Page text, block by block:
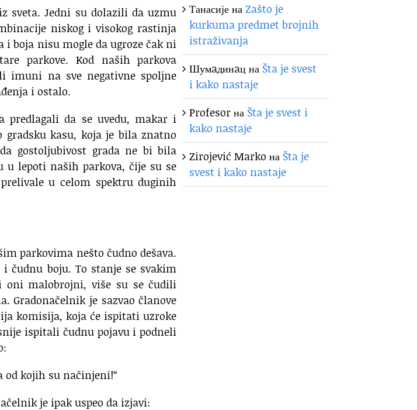
sveta. Jedni su dolazili da uzmu
niskog i visokog rastinja
boja nisu mogle da ugroze čak ni
parkove. Kod naših parkova
imuni na sve negativne spoljne
i ostalo.
predlagali da se uvedu, makar i
kasu, koja je bila znatno
gostoljubivost grada ne bi bila
lepoti naših parkova, čije su se
u celom spektru duginih
parkovima nešto čudno dešava.
i čudnu boju. To stanje se svakim
oni malobrojni, više su se čudili
Gradonačelnik je sazvao članove
komisija, koja će ispitati uzroke
ispitali čudnu pojavu i podneli
od kojih su načinjeni!“
je ipak uspeo da izjavi:
ТанасијенаZašto je
kurkuma predmet brojnih
istraživanja
Шумaдинaцна Šta je svest
i kako nastaje
Profesorна Šta je svest i
kako nastaje
Zirojević Marko на Šta je
svest i kako nastaje